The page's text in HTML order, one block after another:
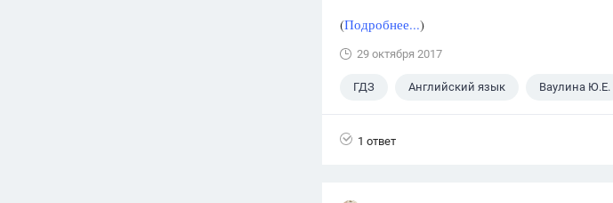
(Подробнее...)
29 октября 2017
ГДЗ Английский язык Ваулина Ю.Е.
1 ответ